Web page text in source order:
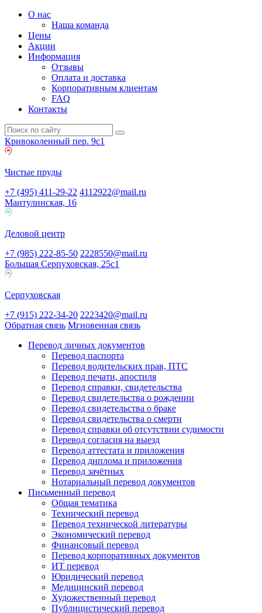
О нас
Наша команда
Цены
Акции
Информация
Отзывы
Оплата и доставка
Корпоративным клиентам
FAQ
Контакты
Кривоколенный пер. 9c1
Чистые пруды
+7 (495) 411-29-22 4112922@mail.ru
Мантулинская, 16
Деловой центр
+7 (985) 222-85-50 2228550@mail.ru
Большая Серпуховская, 25с1
Серпуховская
+7 (915) 222-34-20 2223420@mail.ru
Обратная связь Мгновенная связь
Перевод личных документов
Перевод паспорта
Перевод водительских прав, ПТС
Перевод печати, апостиля
Перевод справки, свидетельства
Перевод свидетельства о рождении
Перевод свидетельства о браке
Перевод свидетельства о смерти
Перевод справки об отсутствии судимости
Перевод согласия на выезд
Перевод аттестата и приложения
Перевод диплома и приложения
Перевод зачётных
Нотариальный перевод документов
Письменный перевод
Общая тематика
Технический перевод
Перевод технической литературы
Экономический перевод
Финансовый перевод
Перевод корпоративных документов
ИТ перевод
Юридический перевод
Медицинский перевод
Художественный перевод
Публицистический перевод